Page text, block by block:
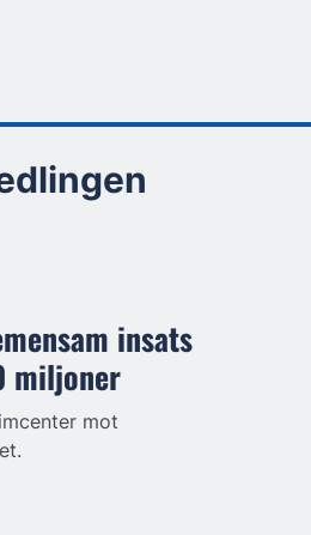
insats
miljoner
mot